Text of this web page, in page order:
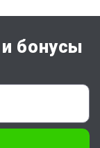
бонусы